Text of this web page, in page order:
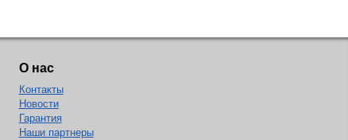
О нас
Контакты
Новости
Гарантия
Наши партнеры